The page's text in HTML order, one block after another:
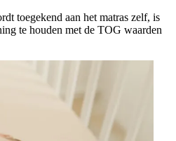
toegekend aan het matras zelf, is
te houden met de TOG waarden